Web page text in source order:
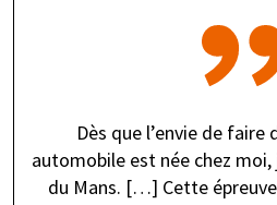
Dès que l’envie de
automobile est née chez moi,
du Mans. […] Cette